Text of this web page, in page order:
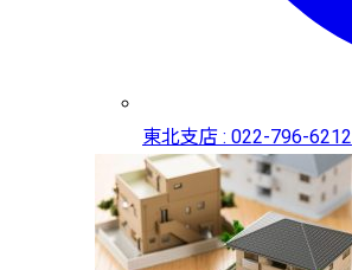
東北支店 : 022-796-6212